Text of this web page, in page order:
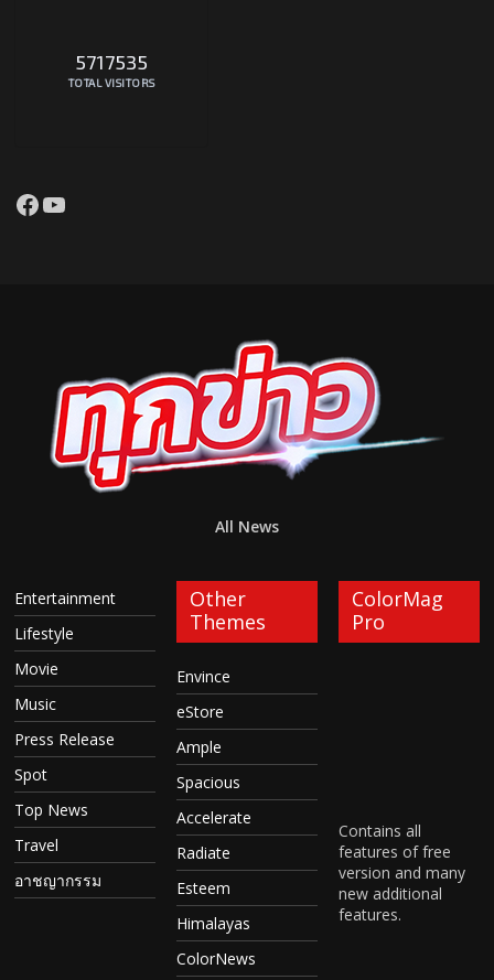
5717535
TOTAL VISITORS
Facebook
YouTube
All News
Entertainment
Lifestyle
Movie
Music
Press Release
Spot
Top News
Travel
อาชญากรรม
Other
Themes
Envince
eStore
Ample
Spacious
Accelerate
Radiate
Esteem
Himalayas
ColorNews
ColorMag
Pro
Contains all
features of free
version and many
new additional
features.